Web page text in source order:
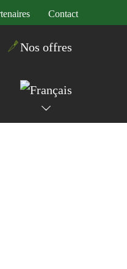
Contact
Nos offres